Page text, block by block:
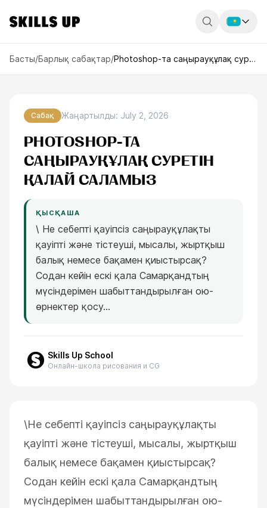
Беларусь
Басты/Барлық сабақтар/ Photoshop-та саңырауқұлақ суретін қалай саламыз
Сабақ Жаңартылды: July 2, 2026
PHOTOSHOP-ТА
САҢЫРАУҚҰЛАҚ СУРЕТІН
ҚАЛАЙ САЛАМЫЗ
ҚЫСҚАША
\ Не себепті қауіпсіз саңырауқұлақты
қауіпті және тістеуші, мысалы, жыртқыш
балық немесе бақамен қиыстырсақ?
Содан кейін ескі қала Самарқандтың
мүсіндерімен шабыттандырылған ою-
өрнектер қосу...
Skills Up School
Онлайн-школа рисования и CG
\Не себепті қауіпсіз саңырауқұлақты
қауіпті және тістеуші, мысалы, жыртқыш
балық немесе бақамен қиыстырсақ?
Содан кейін ескі қала Самарқандтың
мүсіндерімен шабыттандырылған ою-